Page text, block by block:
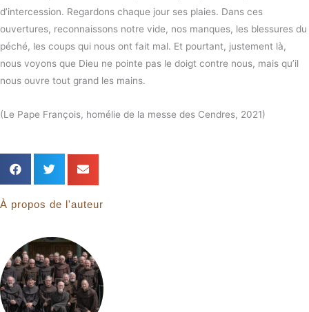
d’intercession. Regardons chaque jour ses plaies. Dans ces
ouvertures, reconnaissons notre vide, nos manques, les blessures du
péché, les coups qui nous ont fait mal. Et pourtant, justement là,
nous voyons que Dieu ne pointe pas le doigt contre nous, mais qu’il
nous ouvre tout grand les mains.
(Le Pape François, homélie de la messe des Cendres, 2021)
À propos de l'auteur